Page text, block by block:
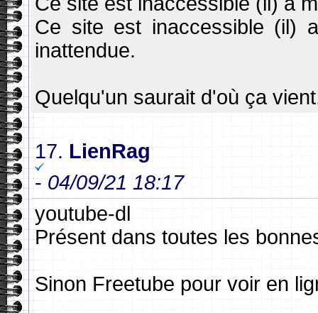
Ce site est inaccessible (il)
inattendue.
Quelqu'un saurait d'où ça
17. LienRag
- 04/09/21 18:17
youtube-dl
Présent dans toutes les
Sinon Freetube pour voir en